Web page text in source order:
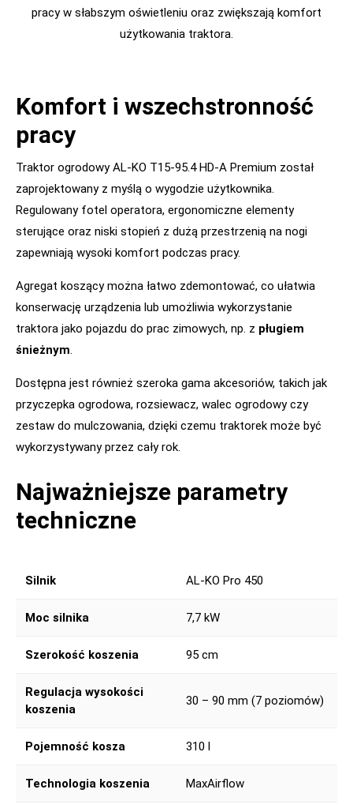
pracy w słabszym oświetleniu oraz zwiększają komfort
użytkowania traktora.
Komfort i wszechstronność
pracy
Traktor ogrodowy AL-KO T15-95.4 HD-A Premium został
zaprojektowany z myślą o wygodzie użytkownika.
Regulowany fotel operatora, ergonomiczne elementy
sterujące oraz niski stopień z dużą przestrzenią na nogi
zapewniają wysoki komfort podczas pracy.
Agregat koszący można łatwo zdemontować, co ułatwia
konserwację urządzenia lub umożliwia wykorzystanie
traktora jako pojazdu do prac zimowych, np. z pługiem
śnieżnym.
Dostępna jest również szeroka gama akcesoriów, takich jak
przyczepka ogrodowa, rozsiewacz, walec ogrodowy czy
zestaw do mulczowania, dzięki czemu traktorek może być
wykorzystywany przez cały rok.
Najważniejsze parametry
techniczne
Silnik AL-KO Pro 450
Moc silnika 7,7 kW
Szerokość koszenia 95 cm
Regulacja wysokości
koszenia
30 – 90 mm (7 poziomów)
Pojemność kosza 310 l
Technologia koszenia MaxAirflow